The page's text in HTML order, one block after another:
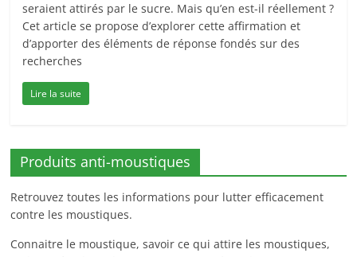
seraient attirés par le sucre. Mais qu’en est-il réellement ?
Cet article se propose d’explorer cette affirmation et
d’apporter des éléments de réponse fondés sur des
recherches
Lire la suite
Produits anti-moustiques
Retrouvez toutes les informations pour lutter efficacement
contre les moustiques.
Connaitre le moustique, savoir ce qui attire les moustiques,